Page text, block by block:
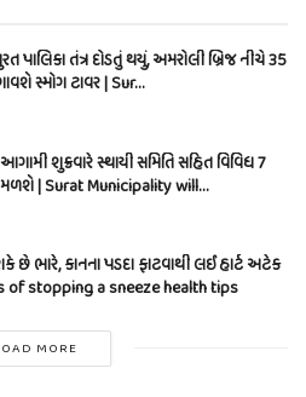
પાલિકા તંત્ર દોડતું થયું, અમરોલી બ્રિજ નીચે 35
સ્મોગ ટાવર | Sur…
શુક્રવારે સ્થાયી સમિતિ સહિત વિવિધ 7
મળશે | Surat Municipality will…
છે ભારે, કાનના પડદા ફાટવાથી લઈ હાર્ટ અટેક
of stopping a sneeze health tips
MORE